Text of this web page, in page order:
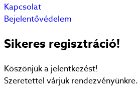
Kapcsolat
Bejelentővédelem
Sikeres regisztráció!
Köszönjük a jelentkezést!
Szeretettel várjuk rendezvényünkre.